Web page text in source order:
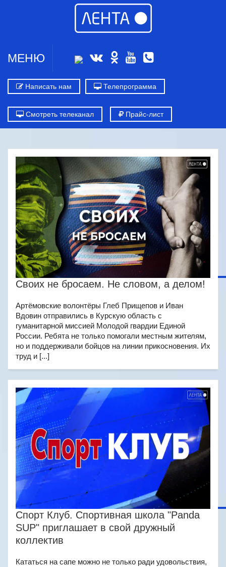
МЕНЮ
Написать нам Телепрограмма
Смотреть телеканал Прайс-лист
Своих не бросаем. Не словом, а делом!
Артёмовские волонтёры Глеб Прищепов и Иван
Вдовин отправились в Курскую область с
гуманитарной миссией Молодой гвардии Единой
России. Ребята не только помогали местным жителям,
но и поддерживали бойцов на линии прикосновения. Их
труд и [...]
Спорт Клуб. Спортивная школа "Panda
SUP" приглашает в свой дружный
коллектив
Кататься на сапе можно не только ради удовольствия,